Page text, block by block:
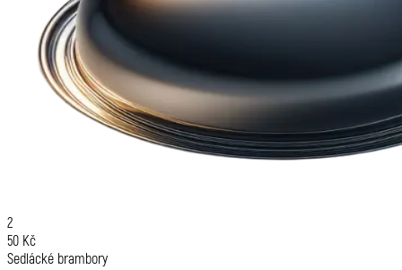
2
50 Kč
Sedlácké brambory